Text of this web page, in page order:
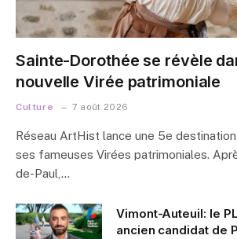
Sainte-Dorothée se révèle
nouvelle Virée patrimoniale
Culture 7 août 2026
Réseau ArtHist lance une 5e
ses fameuses Virées patrimoniales.
de-Paul,…
Vimont-Auteuil: le
ancien candidat de